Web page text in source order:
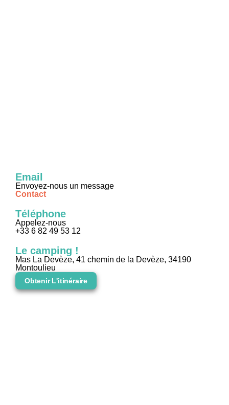
Email
Envoyez-nous un message
Contact
Téléphone
Appelez-nous
+33 6 82 49 53 12
Le camping !
Mas La Devèze, 41 chemin de la Devèze, 34190
Montoulieu
Obtenir L'itinéraire